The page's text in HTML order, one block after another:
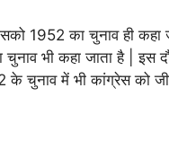
1952 का चुनाव ही कहा
भी कहा जाता है | इस
के चुनाव में भी कांग्रेस को